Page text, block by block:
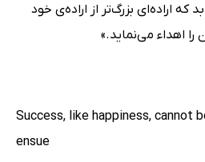
اراده‌ای بزرگ‌تر از اراده‌ی خود
را اهداء می‌نماید.»
Success, like happiness, cannot
ensue